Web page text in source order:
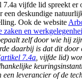
7.4a vijfde lid spreekt er
deskundige
Ook de website
zaken en
zelf door wie hij
daarbij is dat dit door
artikel 7.4a, vijfde lid)
een leverancier of de